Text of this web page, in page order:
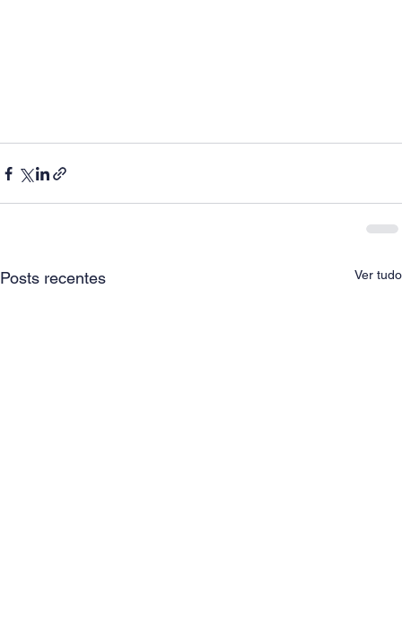
Posts recentes Ver tudo